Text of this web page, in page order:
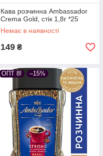
Кава розчинна Ambassador
Crema Gold, стік 1,8г *25
Немає в наявності
149 ₴
ОПТ 8! –15%